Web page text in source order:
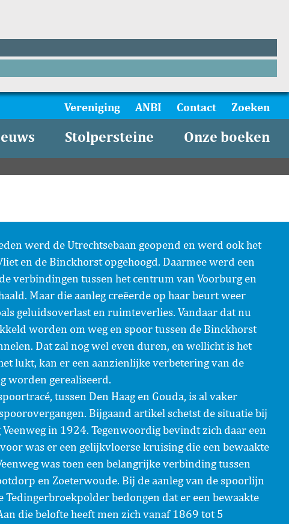
Vereniging ANBI Contact Zoeken
Onze boeken
Stolpersteine
werd de Utrechtsebaan geopend en werd ook het
en de Binckhorst opgehoogd. Daarmee werd een
verbindingen tussen het centrum van Voorburg en
Maar die aanleg creëerde op haar beurt weer
geluidsoverlast en ruimteverlies. Vandaar dat nu
worden om weg en spoor tussen de Binckhorst
Dat zal nog wel even duren, en wellicht is het
lukt, kan er een aanzienlijke verbetering van de
worden gerealiseerd.
tussen Den Haag en Gouda, is al vaker
Bijgaand artikel schetst de situatie bij
in 1924. Tegenwoordig bevindt zich daar een
was er een gelijkvloerse kruising die een bewaakte
was toen een belangrijke verbinding tussen
en Zoeterwoude. Bij de aanleg van de spoorlijn
Tedingerbroekpolder bedongen dat er een bewaakte
die belofte heeft men zich vanaf 1869 tot 5